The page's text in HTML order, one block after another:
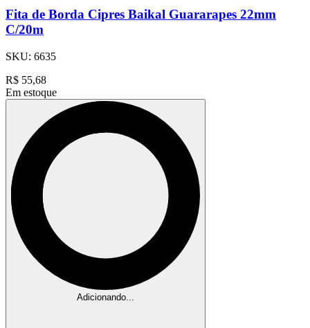
Fita de Borda Cipres Baikal Guararapes 22mm
C/20m
SKU: 6635
R$ 55,68
Em estoque
Adicionando...